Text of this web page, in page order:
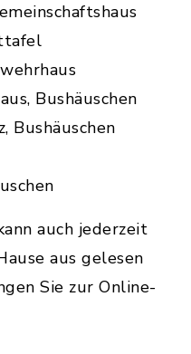
Bushäuschen
Bushäuschen
auch jederzeit
aus gelesen
Sie zur Online-